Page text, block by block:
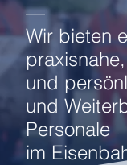
—
Wir bieten
und
und
Personale
im